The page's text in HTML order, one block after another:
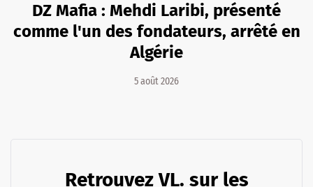
DZ Mafia : Mehdi Laribi, présenté
comme l'un des fondateurs, arrêté en
Algérie
5 août 2026
Retrouvez VL. sur les